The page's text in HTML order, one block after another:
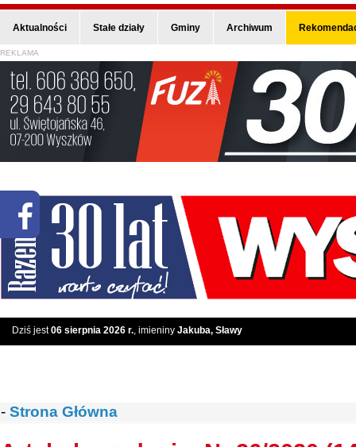
Aktualności Stałe działy Gminy Archiwum
REKLAMA
Dziś jest06 sierpnia 2026 r., imieniny Jakuba, Sławy
- Strona Główna